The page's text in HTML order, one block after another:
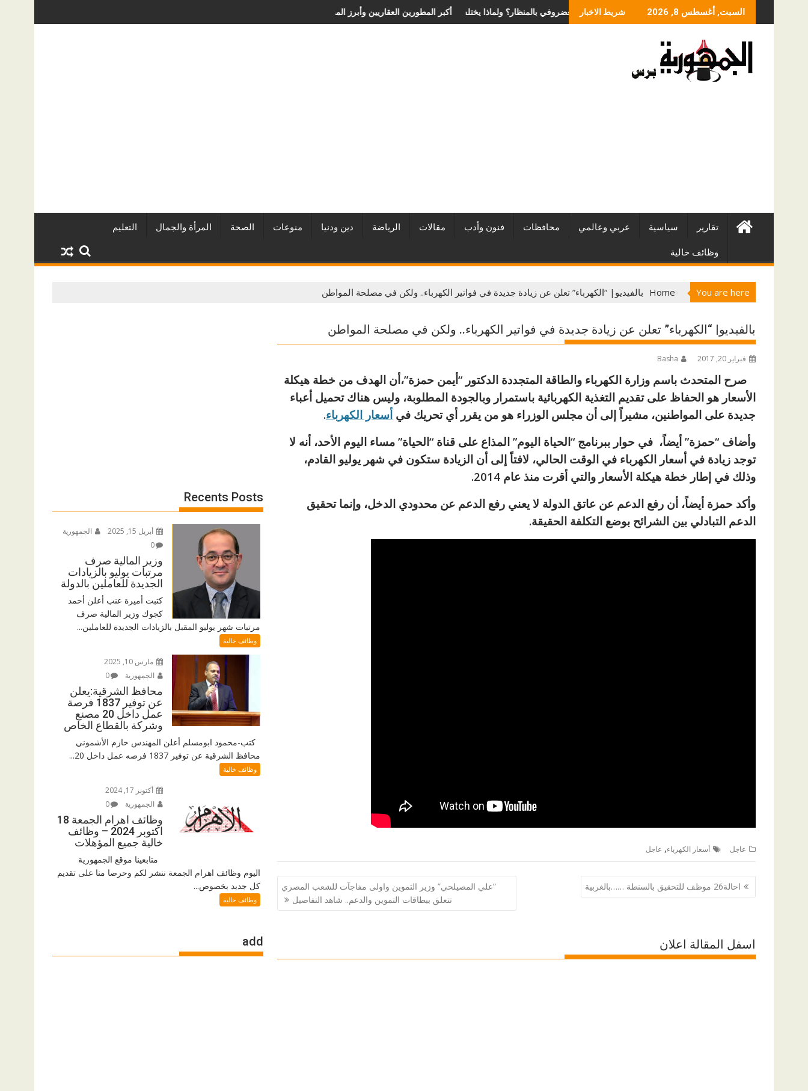
to
السبت, أغسطس 8, 2026 شريط الاخبار أفضل شركات التطوير العقاري في مصر من URE | أكبر المطورين العقاريين وأبرز المشروعاتما الذي يحدد سعر عملية الانزلاق الغضروفي بالمنظار؟ ولماذا يختلف من مريض لآخر؟
تقارير سياسية عربي وعالمي محافظات فنون وأدب مقالات الرياضة دين ودنيا منوعات الصحة المرأة والجمال التعليم
وظائف خالية
You are here
Home بالفيديو| “الكهرباء” تعلن عن زيادة جديدة في فواتير الكهرباء.. ولكن في مصلحة المواطن
بالفيديو| “الكهرباء” تعلن عن زيادة جديدة في فواتير الكهرباء.. ولكن في مصلحة المواطن
فبراير 20, 2017 Basha
صرح المتحدث باسم وزارة الكهرباء والطاقة المتجددة الدكتور “أيمن حمزة”،أن الهدف من خطة هيكلة
الأسعار هو الحفاظ على تقديم التغذية الكهربائية باستمرار وبالجودة المطلوبة، وليس هناك تحميل أعباء
جديدة على المواطنين، مشيراً إلى أن مجلس الوزراء هو من يقرر أي تحريك في أسعار الكهرباء.
وأضاف “حمزة” أيضاً، في حوار ببرنامج “الحياة اليوم” المذاع على قناة “الحياة” مساء اليوم الأحد، أنه لا
توجد زيادة في أسعار الكهرباء في الوقت الحالي، لافتاً إلى أن الزيادة ستكون في شهر يوليو القادم،
وذلك في إطار خطة هيكلة الأسعار والتي أقرت منذ عام 2014.
وأكد حمزة أيضاً، أن رفع الدعم عن عاتق الدولة لا يعني رفع الدعم عن محدودي الدخل، وإنما تحقيق
الدعم التبادلي بين الشرائح بوضع التكلفة الحقيقة.
عاجل أسعار الكهرباء, عاجل
تصفّح
المقالات
احالة26 موظف للتحقيق بالسنطة ……بالغربية
“علي المصيلحي” وزير التموين واولى مفاجآت للشعب المصري
تتعلق ببطاقات التموين والدعم.. شاهد التفاصيل
اسفل المقالة اعلان
Recents Posts
أبريل 15, 2025
الجمهورية
0
وزير المالية صرف
مرتبات يوليو بالزيادات
الجديدة للعاملين بالدولة
كتبت أميرة عنب أعلن أحمد
كجوك وزير المالية صرف
مرتبات شهر يوليو المقبل بالزيادات الجديدة للعاملين...
وظائف خالية
مارس 10, 2025
الجمهورية
0
محافظ الشرقية:يعلن
عن توفير 1837 فرصة
عمل داخل 20 مصنع
وشركة بالقطاع الخاص
كتب-محمود ابومسلم أعلن المهندس حازم الأشموني
محافظ الشرقية عن توفير 1837 فرصه عمل داخل 20...
وظائف خالية
أكتوبر 17, 2024
الجمهورية
0
وظائف اهرام الجمعة 18
اكتوبر 2024 – وظائف
خالية جميع المؤهلات
متابعينا موقع الجمهورية
اليوم وظائف اهرام الجمعة ننشر لكم وحرصا منا على تقديم
كل جديد بخصوص...
وظائف خالية
add